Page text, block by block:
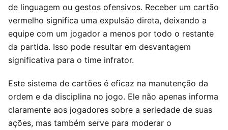
de linguagem ou gestos ofensivos. Receber um cartão
vermelho significa uma expulsão direta, deixando a
equipe com um jogador a menos por todo o restante
da partida. Isso pode resultar em desvantagem
significativa para o time infrator.
Este sistema de cartões é eficaz na manutenção da
ordem e da disciplina no jogo. Ele não apenas informa
claramente aos jogadores sobre a seriedade de suas
ações, mas também serve para moderar o